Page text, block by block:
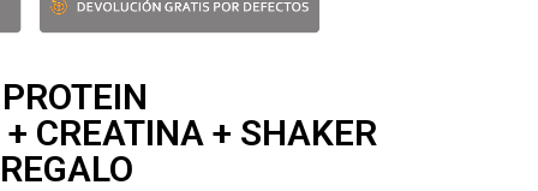
CREATINA + SHAKER